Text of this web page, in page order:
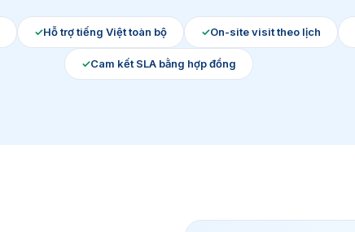
✓Hỗ trợ tiếng Việt toàn bộ ✓On-site visit theo lịch
✓Cam kết SLA bằng hợp đồng